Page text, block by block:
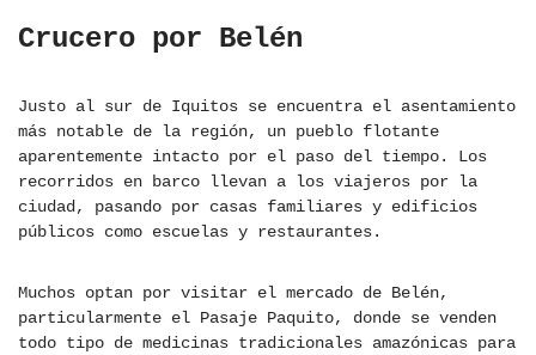
Crucero por Belén
Justo al sur de Iquitos se encuentra el asentamiento
más notable de la región, un pueblo flotante
aparentemente intacto por el paso del tiempo. Los
recorridos en barco llevan a los viajeros por la
ciudad, pasando por casas familiares y edificios
públicos como escuelas y restaurantes.
Muchos optan por visitar el mercado de Belén,
particularmente el Pasaje Paquito, donde se venden
todo tipo de medicinas tradicionales amazónicas para